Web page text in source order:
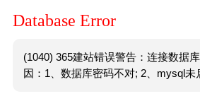
Database Error
(1040) 365建站错误警告：连接数据
因：1、数据库密码不对; 2、mysql未